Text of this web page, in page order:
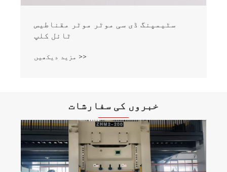
سٹیمپنگ ڈی سی موٹر موٹر مقناطیس
ٹائل کلپ
مزید دیکھیں >>
خبروں کی سفارشات